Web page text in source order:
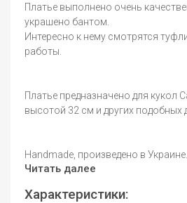
Платье выполнено очень
украшено бантом.
Интересно к нему смотрятся
работы.
Платье предназначено для кукол
высотой 32 см и других подобных
Handmade, произведено в Украине.
Читать далее
Характеристики: